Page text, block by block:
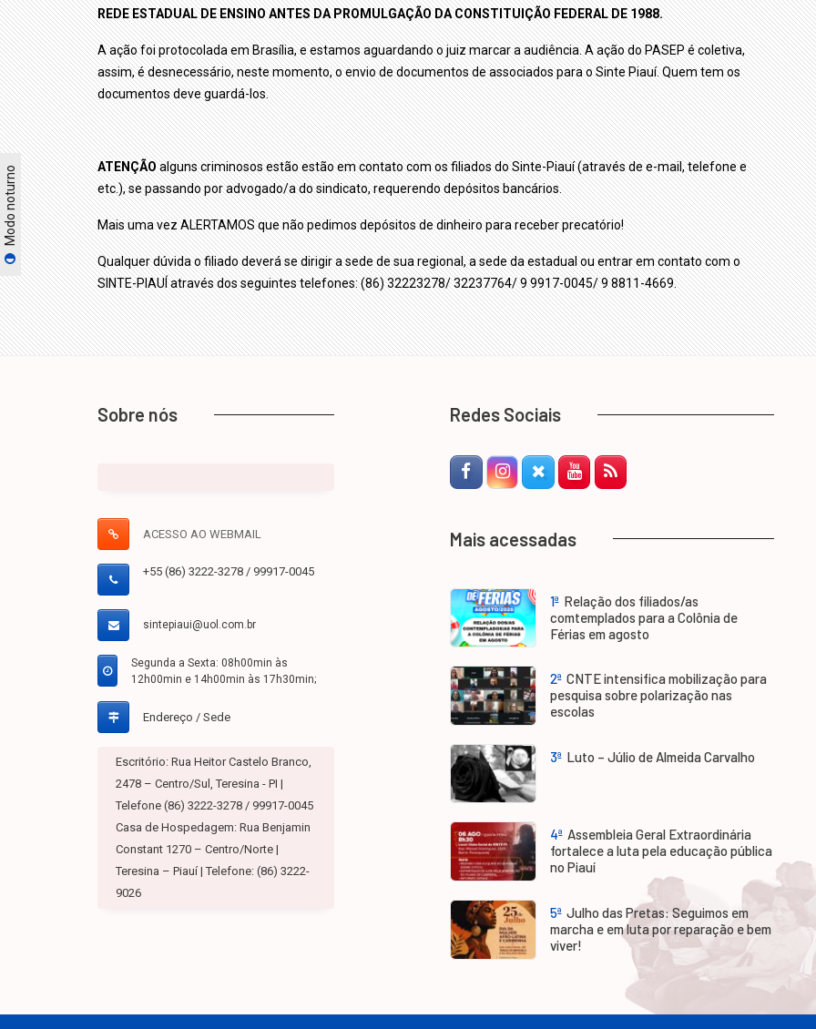
Modo noturno
REDE ESTADUAL DE ENSINO ANTES DA PROMULGAÇÃO DA CONSTITUIÇÃO FEDERAL DE 1988.
A ação foi protocolada em Brasília, e estamos aguardando o juiz marcar a audiência. A ação do PASEP é coletiva,
assim, é desnecessário, neste momento, o envio de documentos de associados para o Sinte Piauí. Quem tem os
documentos deve guardá-los.
ATENÇÃOalguns criminosos estão estão em contato com os filiados do Sinte-Piauí (através de e-mail, telefone e
etc.), se passando por advogado/a do sindicato, requerendo depósitos bancários.
Mais uma vez ALERTAMOS que não pedimos depósitos de dinheiro para receber precatório!
Qualquer dúvida o filiado deverá se dirigir a sede de sua regional, a sede da estadual ou entrar em contato com o
SINTE-PIAUÍ através dos seguintes telefones: (86) 32223278/ 32237764/ 9 9917-0045/ 9 8811-4669.
Sobre nós
ACESSO AO WEBMAIL
+55 (86) 3222-3278 / 99917-0045
sintepiaui@uol.com.br
Segunda a Sexta: 08h00min às
12h00min e 14h00min às 17h30min;
Endereço / Sede
Escritório: Rua Heitor Castelo Branco,
2478 – Centro/Sul, Teresina - PI |
Telefone (86) 3222-3278 / 99917-0045
Casa de Hospedagem: Rua Benjamin
Constant 1270 – Centro/Norte |
Teresina – Piauí | Telefone: (86) 3222-
9026
Redes Sociais
FacebookInstagramTwitter-XYouTube
Mais acessadas
1ª Relação dos filiados/as
comtemplados para a Colônia de
Férias em agosto
2ª CNTE intensifica mobilização para
pesquisa sobre polarização nas
escolas
3ª Luto – Júlio de Almeida Carvalho
4ª Assembleia Geral Extraordinária
fortalece a luta pela educação pública
no Piauí
5ª Julho das Pretas: Seguimos em
marcha e em luta por reparação e bem
viver!